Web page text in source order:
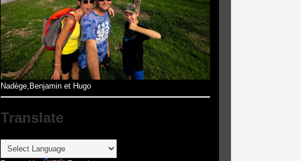
Nadège,Benjamin et Hugo
Translate